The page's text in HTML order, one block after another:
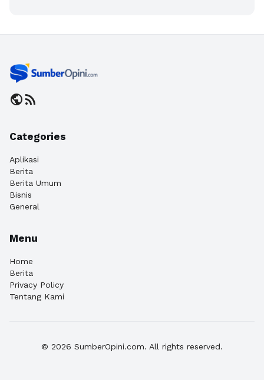
publicrss_feed
Categories
Aplikasi
Berita
Berita Umum
Bisnis
General
Menu
Home
Berita
Privacy Policy
Tentang Kami
© 2026 SumberOpini.com. All rights reserved.